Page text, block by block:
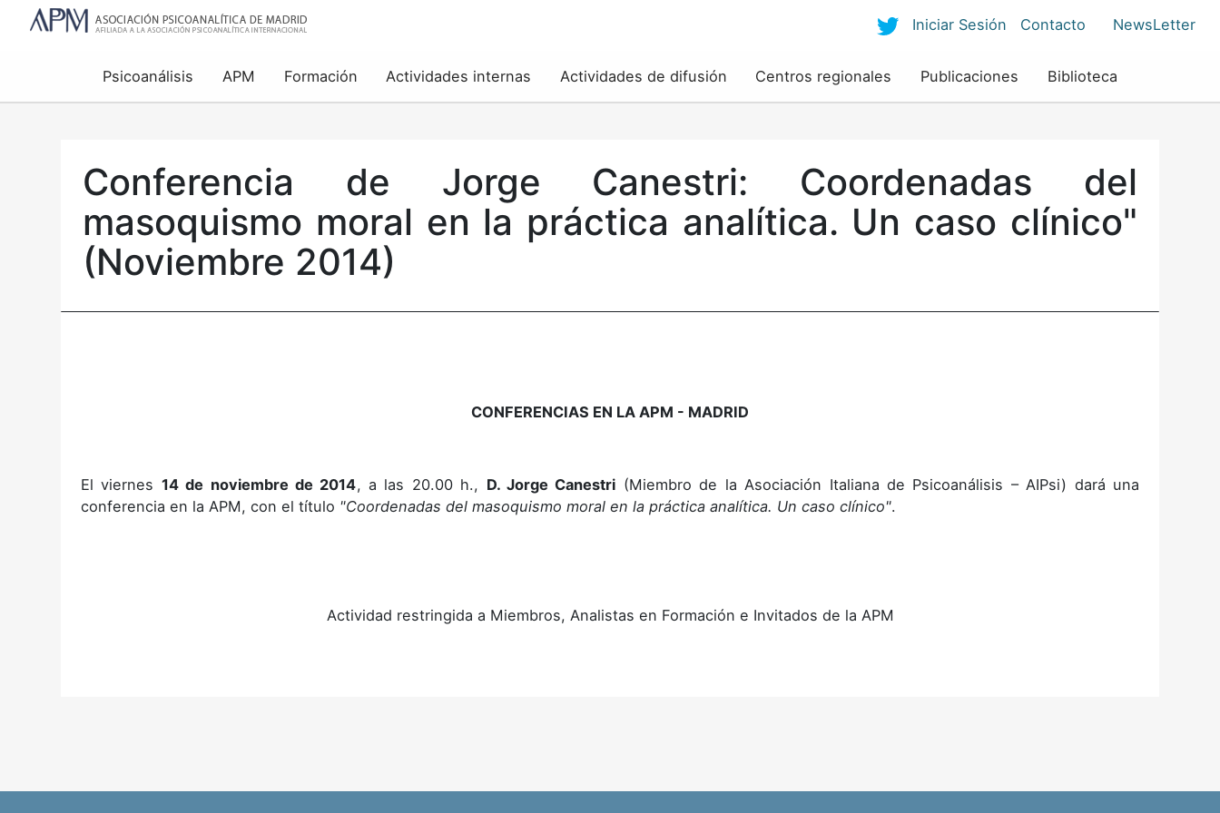
Iniciar Sesión Contacto NewsLetter
Psicoanálisis APM Formación Actividades internas Actividades de difusión Centros regionales Publicaciones Biblioteca
Conferencia de Jorge Canestri: Coordenadas del
masoquismo moral en la práctica analítica. Un caso clínico"
(Noviembre 2014)
CONFERENCIAS EN LA APM - MADRID
El viernes 14 de noviembre de 2014, a las 20.00 h., D. Jorge Canestri (Miembro de la Asociación Italiana de Psicoanálisis – AIPsi) dará una
conferencia en la APM, con el título "Coordenadas del masoquismo moral en la práctica analítica. Un caso clínico".
Actividad restringida a Miembros, Analistas en Formación e Invitados de la APM